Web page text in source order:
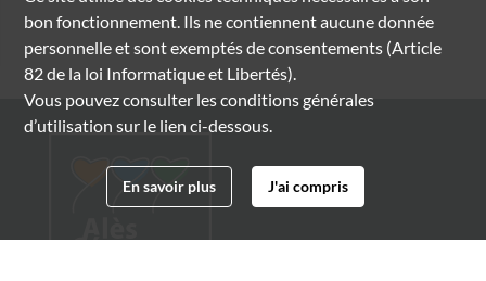
bon fonctionnement. Ils ne contiennent aucune donnée
personnelle et sont exemptés de consentements (Article
82 de la loi Informatique et Libertés).
Vous pouvez consulter les conditions générales
d’utilisation sur le lien ci-dessous.
En savoir plus J'ai compris